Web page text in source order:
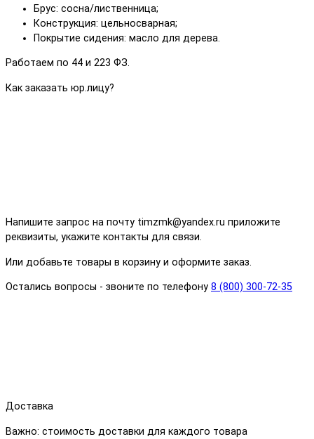
Брус: сосна/лиственница;
Конструкция: цельносварная;
Покрытие сидения: масло для дерева.
Работаем по 44 и 223 ФЗ.
Как заказать юр.лицу?
Напишите запрос на почту timzmk@yandex.ru приложите
реквизиты, укажите контакты для связи.
Или добавьте товары в корзину и оформите заказ.
Остались вопросы - звоните по телефону 8 (800) 300-72-35
Доставка
Важно: стоимость доставки для каждого товара